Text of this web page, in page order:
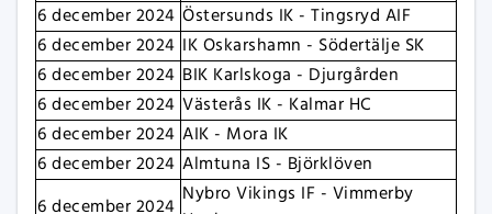
6 december 2024 Östersunds IK - Tingsryd AIF
6 december 2024 IK Oskarshamn - Södertälje SK
6 december 2024 BIK Karlskoga - Djurgården
6 december 2024 Västerås IK - Kalmar HC
6 december 2024 AIK - Mora IK
6 december 2024 Almtuna IS - Björklöven
6 december 2024
Nybro Vikings IF - Vimmerby